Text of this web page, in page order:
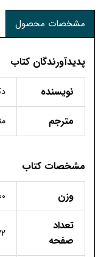
مشخصات محصول
پدیدآورندگان کتاب
نویسنده
مترجم
مشخصات کتاب
وزن
تعداد
صفحه